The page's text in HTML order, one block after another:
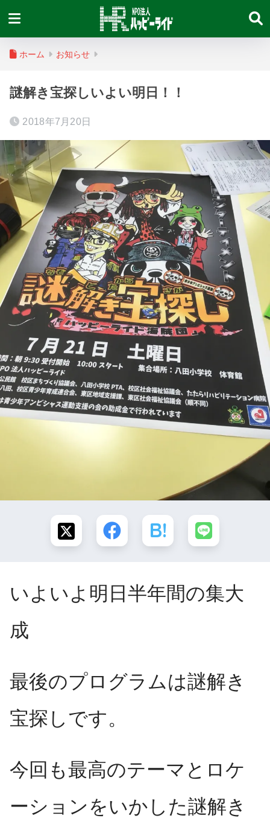
ホーム お知らせ
謎解き宝探しいよい明日！！
2018年7月20日
いよいよ明日半年間の集大
成
最後のプログラムは謎解き
宝探しです。
今回も最高のテーマとロケ
ーションをいかした謎解き